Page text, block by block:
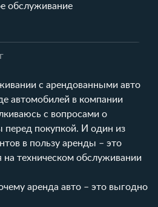
обслуживание
с арендованными авто
автомобилей в компании
с вопросами о
перед покупкой. И один из
в пользу аренды – это
на техническом обслуживании
аренда авто – это выгодно